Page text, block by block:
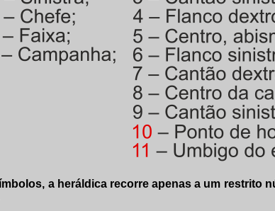
a heráldica recorre apenas a um restrito